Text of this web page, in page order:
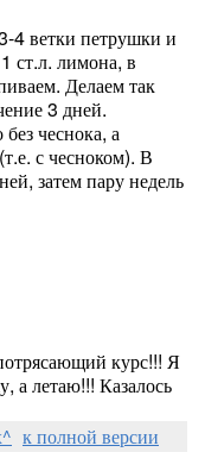
4 ветки петрушки и
ст.л. лимона, в
Делаем так
3 дней.
чеснока, а
с чесноком). В
затем пару недель
курс!!! Я
а летаю!!! Казалось
к полной версии